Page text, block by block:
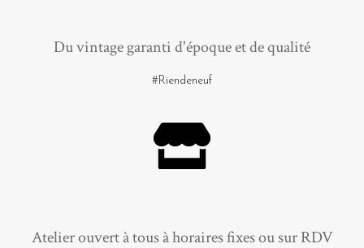
Du vintage garanti d'époque et de qualité
#Riendeneuf
Atelier ouvert à tous à horaires fixes ou sur RDV